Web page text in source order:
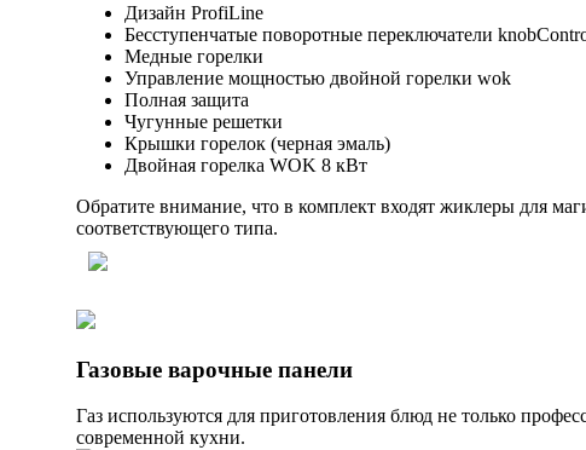
Дизайн ProfiLine
Бесступенчатые поворотные переключатели
Медные горелки
Управление мощностью двойной горелки wok
Полная защита
Чугунные решетки
Крышки горелок (черная эмаль)
Двойная горелка WOK 8 кВт
Обратите внимание, что в комплект входят жиклеры для
соответствующего типа.
Газовые варочные панели
Газ используются для приготовления блюд не только
современной кухни.